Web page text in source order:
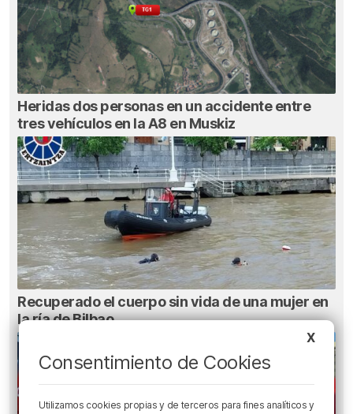
Heridas dos personas en un accidente entre
tres vehículos en la A8 en Muskiz
Recuperado el cuerpo sin vida de una mujer en
la ría de Bilbao
X
Consentimiento de Cookies
Utilizamos cookies propias y de terceros para fines analíticos y